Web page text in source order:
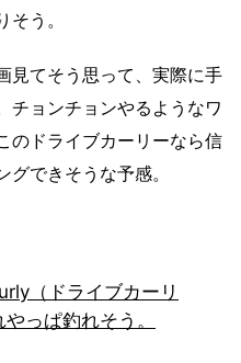
う。
見てそう思って、実際に手
チョンチョンやるようなワ
のドライブカーリーなら信
できそうな予感。
（ドライブカーリ
っぱ釣れそう。